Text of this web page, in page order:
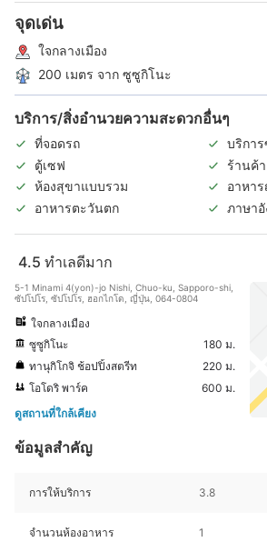
จุดเด่น
ใจกลางเมือง
200 เมตร จาก ซูซูกิโนะ
บริการ/สิ่งอำนวยความสะดวกอื่นๆ
ที่จอดรถ
บริกา
ตู้เซฟ
ร้านค้า
ห้องสุขาแบบรวม
อาหา
อาหารตะวันตก
ภาษา
4.5 ทำเลดีมาก
5-1 Minami 4(yon)-jo Nishi, Chuo-ku, Sapporo-shi,
ซัปโปโร, ซัปโปโร, ฮอกไกโด, ญี่ปุ่น, 064-0804
ใจกลางเมือง
ซูซูกิโนะ
180 ม.
ทานุกิโกจิ ช้อปปิ้งสตรีท
220 ม.
โอโดริ พาร์ค
600 ม.
ดูสถานที่ใกล้เคียง
ข้อมูลสำคัญ
การให้บริการ 3.8
จำนวนห้องอาหาร 1